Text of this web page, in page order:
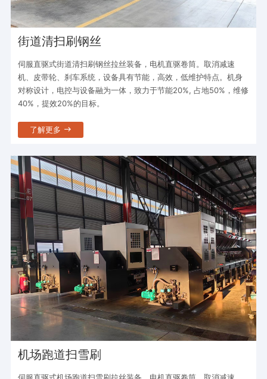
街道清扫刷钢丝
伺服直驱式街道清扫刷钢丝拉丝装备，电机直驱卷筒。取消减速
机、皮带轮、刹车系统，设备具有节能，高效，低维护特点。机身
对称设计，电控与设备融为一体，致力于节能20%, 占地50%，维修
40%，提效20%的目标。
了解更多
机场跑道扫雪刷
伺服直驱式机场跑道扫雪刷拉丝装备，电机直驱卷筒。取消减速